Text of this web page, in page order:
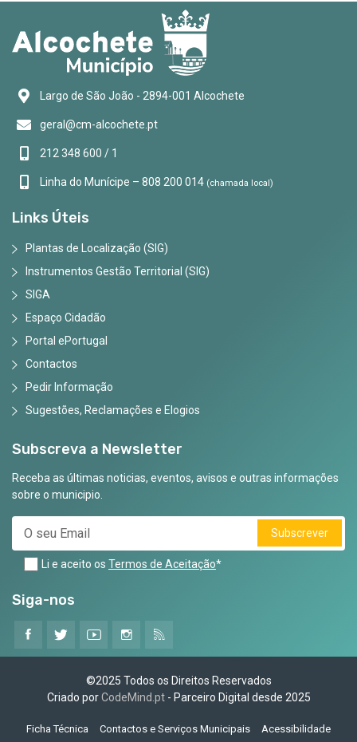
Largo de São João - 2894-001 Alcochete
geral@cm-alcochete.pt
212 348 600 / 1
Linha do Munícipe – 808 200 014 (chamada local)
Links Úteis
Plantas de Localização (SIG)
Instrumentos Gestão Territorial (SIG)
SIGA
Espaço Cidadão
Portal ePortugal
Contactos
Pedir Informação
Sugestões, Reclamações e Elogios
Subscreva a Newsletter
Receba as últimas noticias, eventos, avisos e outras informações
sobre o municipio.
Subscrever
Li e aceito os Termos de Aceitação*
Siga-nos
©2025 Todos os Direitos Reservados
Criado porCodeMind.pt- Parceiro Digital desde 2025
Ficha Técnica Contactos e Serviços Municipais
Acessibilidade